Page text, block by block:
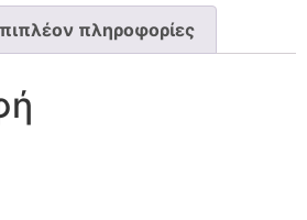
πληροφορίες